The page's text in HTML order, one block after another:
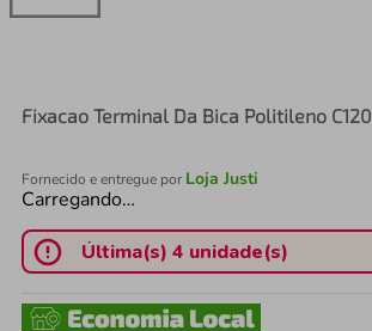
Fixacao Terminal Da Bica Politileno C120
Fornecido e entregue por Loja Justi
Carregando…
Última(s) 4 unidade(s)